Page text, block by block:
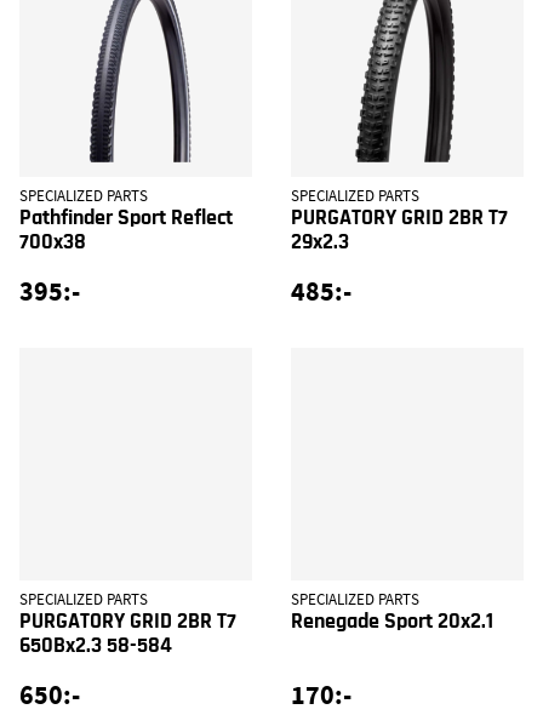
SPECIALIZED PARTS
Pathfinder Sport Reflect
700x38
395:-
SPECIALIZED PARTS
PURGATORY GRID 2BR T7
29x2.3
485:-
SPECIALIZED PARTS
PURGATORY GRID 2BR T7
650Bx2.3 58-584
650:-
SPECIALIZED PARTS
Renegade Sport 20x2.1
170:-